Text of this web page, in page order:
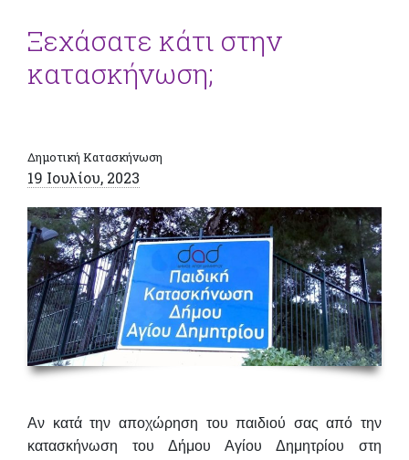
Ξεχάσατε κάτι στην
κατασκήνωση;
Δημοτική Κατασκήνωση
19 Ιουλίου, 2023
Αν κατά την αποχώρηση του παιδιού σας από την
κατασκήνωση του Δήμου Αγίου Δημητρίου στη